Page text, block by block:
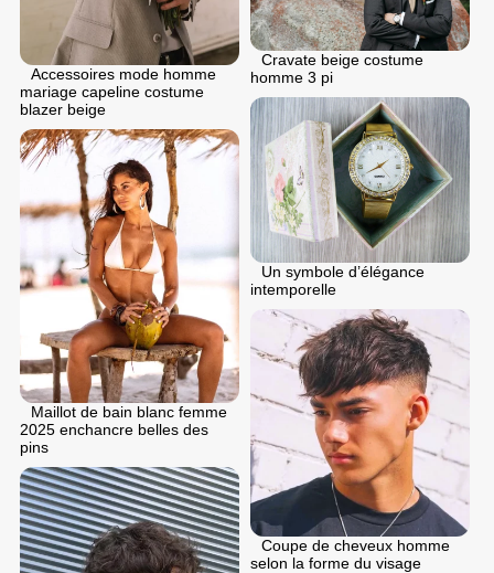
Accessoires mode homme
mariage capeline costume
blazer beige
Cravate beige costume
homme 3 pi
Un symbole d’élégance
intemporelle
Maillot de bain blanc femme
2025 enchancre belles des
pins
Coupe de cheveux homme
selon la forme du visage